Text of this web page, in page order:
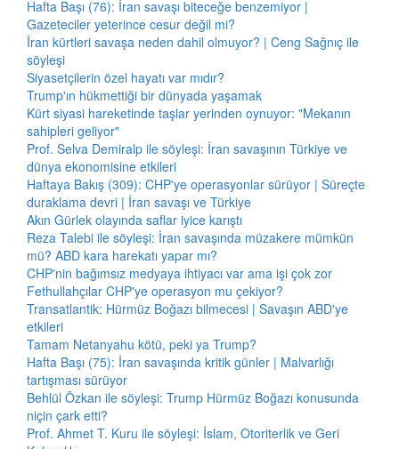
Hafta Başı (76): İran savaşı biteceğe benzemiyor |
Gazeteciler yeterince cesur değil mi?
İran kürtleri savaşa neden dahil olmuyor? | Ceng Sağnıç ile
söyleşi
Siyasetçilerin özel hayatı var mıdır?
Trump'ın hükmettiği bir dünyada yaşamak
Kürt siyasi hareketinde taşlar yerinden oynuyor: "Mekanın
sahipleri geliyor"
Prof. Selva Demiralp ile söyleşi: İran savaşının Türkiye ve
dünya ekonomisine etkileri
Haftaya Bakış (309): CHP'ye operasyonlar sürüyor | Süreçte
duraklama devri | İran savaşı ve Türkiye
Akın Gürlek olayında saflar iyice karıştı
Reza Talebi ile söyleşi: İran savaşında müzakere mümkün
mü? ABD kara harekatı yapar mı?
CHP'nin bağımsız medyaya ihtiyacı var ama işi çok zor
Fethullahçılar CHP'ye operasyon mu çekiyor?
Transatlantik: Hürmüz Boğazı bilmecesi | Savaşın ABD'ye
etkileri
Tamam Netanyahu kötü, peki ya Trump?
Hafta Başı (75): İran savaşında kritik günler | Malvarlığı
tartışması sürüyor
Behlül Özkan ile söyleşi: Trump Hürmüz Boğazı konusunda
niçin çark etti?
Prof. Ahmet T. Kuru ile söyleşi: İslam, Otoriterlik ve Geri